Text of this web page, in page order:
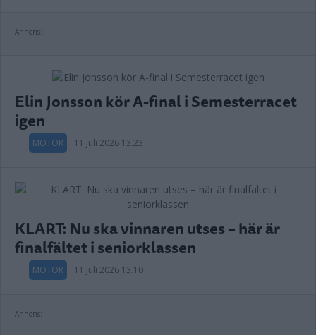
Annons:
Elin Jonsson kör A-final i Semesterracet
igen
MOTOR 11 juli 2026 13.23
KLART: Nu ska vinnaren utses – här är
finalfältet i seniorklassen
MOTOR 11 juli 2026 13.10
Annons: